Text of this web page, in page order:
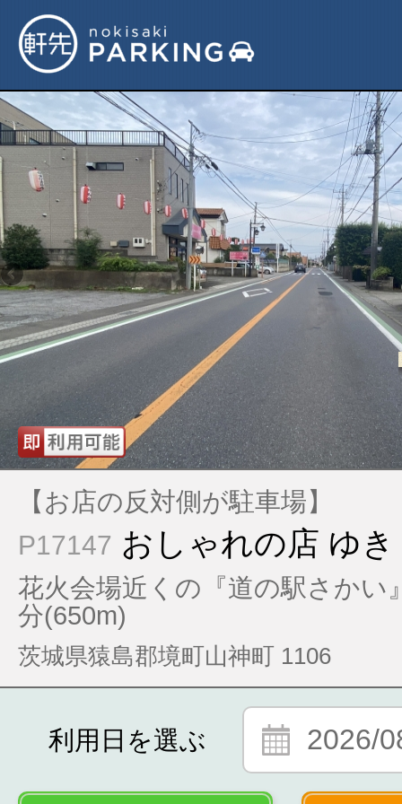
【お店の反対側が駐車場】
P17147 おしゃれの店 ゆき
花火会場近くの『道の駅さかい
分(650m)
茨城県猿島郡境町山神町 1106
利用日を選ぶ 2026/